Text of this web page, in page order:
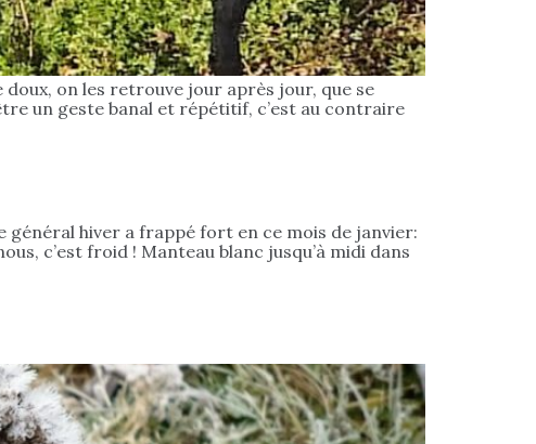
doux, on les retrouve jour après jour, que se
un geste banal et répétitif, c’est au contraire
général hiver a frappé fort en ce mois de janvier:
c’est froid ! Manteau blanc jusqu’à midi dans